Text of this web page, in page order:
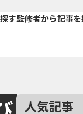
す監修者から記事
人気記事